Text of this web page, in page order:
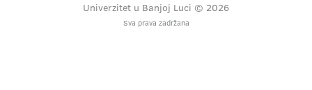
Univerzitet u Banjoj Luci © 2026
Sva prava zadržana